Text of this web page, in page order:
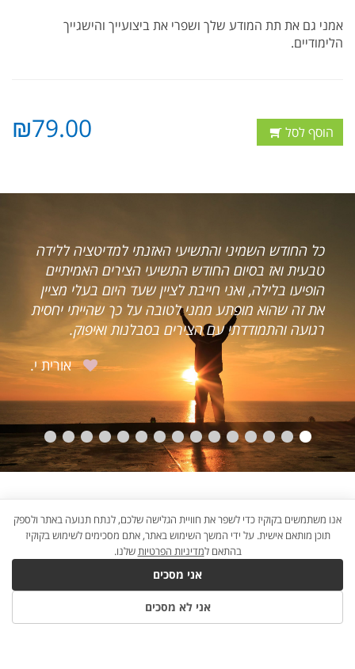
אמני גם את תת המודע שלך ושפרי את ביצועייך והישגייך
הלימודיים.
הוסף לסל ₪79.00
ללידה
האמיתיים
בעלי מציין
שהייתי יחסית
ואיפוק.
אורית י.
רצינו להביע את תודתנו אליך מעומק
העבודה הנפלאה שעשית עבורנו. לפני
מצבנו הכלכלי לא היה מזהיר וחיינו
בקושי חסכונות היו לנו (אם בכלל)
הייתה מינימאלית.
B2W
אנו משתמשים בקוקיז כדי לשפר את חוויית הגלישה שלכם, לנתח תנועה באתר ולספק
תוכן מותאם אישית. על ידי המשך השימוש באתר, אתם מסכימים לשימוש בקוקיז
בהתאם למדיניות הפרטיותשלנו.
אני מסכים
אני לא מסכים